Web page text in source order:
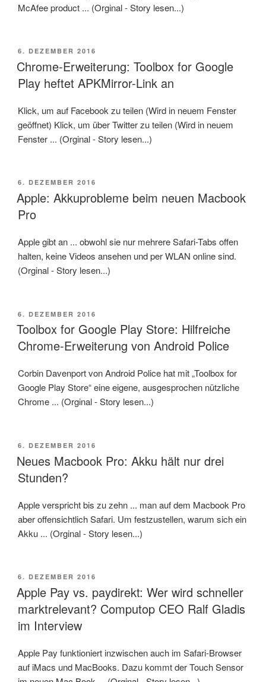
McAfee product ... (Orginal - Story lesen...)
VERÖFFENTLICHT
AM
6. DEZEMBER 2016
Chrome-Erweiterung: Toolbox for Google
Play heftet APKMirror-Link an
Klick, um auf Facebook zu teilen (Wird in neuem Fenster
geöffnet) Klick, um über Twitter zu teilen (Wird in neuem
Fenster ... (Orginal - Story lesen...)
VERÖFFENTLICHT
AM
6. DEZEMBER 2016
Apple: Akkuprobleme beim neuen Macbook
Pro
Apple gibt an ... obwohl sie nur mehrere Safari-Tabs offen
halten, keine Videos ansehen und per WLAN online sind.
(Orginal - Story lesen...)
VERÖFFENTLICHT
AM
6. DEZEMBER 2016
Toolbox for Google Play Store: Hilfreiche
Chrome-Erweiterung von Android Police
Corbin Davenport von Android Police hat mit „Toolbox for
Google Play Store“ eine eigene, ausgesprochen nützliche
Chrome ... (Orginal - Story lesen...)
VERÖFFENTLICHT
AM
6. DEZEMBER 2016
Neues Macbook Pro: Akku hält nur drei
Stunden?
Apple verspricht bis zu zehn ... man auf dem Macbook Pro
aber offensichtlich Safari. Um festzustellen, warum sich ein
Akku ... (Orginal - Story lesen...)
VERÖFFENTLICHT
AM
6. DEZEMBER 2016
Apple Pay vs. paydirekt: Wer wird schneller
markt­relevant? Computop CEO Ralf Gladis
im Interview
Apple Pay funktioniert inzwischen auch im Safari-Browser
auf iMacs und MacBooks. Dazu kommt der Touch Sensor